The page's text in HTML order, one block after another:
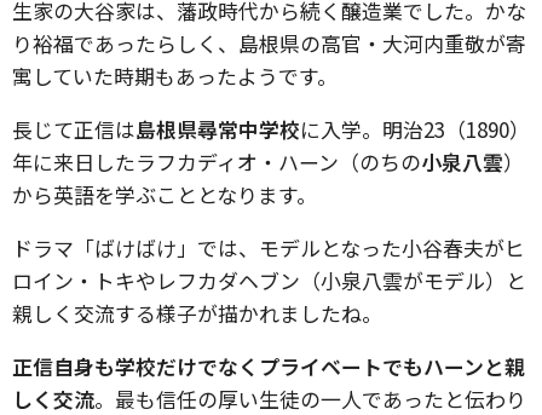
生家の大谷家は、藩政時代から続く醸造業でした。かな
り裕福であったらしく、島根県の高官・大河内重敬が寄
寓していた時期もあったようです。
長じて正信は島根県尋常中学校に入学。明治23（1890）
年に来日したラフカディオ・ハーン（のちの小泉八雲）
から英語を学ぶこととなります。
ドラマ「ばけばけ」では、モデルとなった小谷春夫がヒ
ロイン・トキやレフカダヘブン（小泉八雲がモデル）と
親しく交流する様子が描かれましたね。
正信自身も学校だけでなくプライベートでもハーンと親
しく交流。最も信任の厚い生徒の一人であったと伝わり